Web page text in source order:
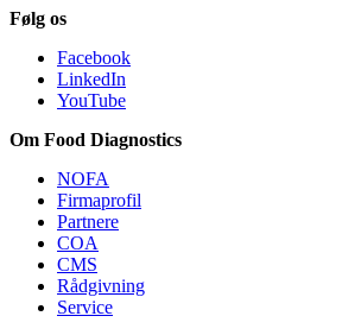
Følg os
Facebook
LinkedIn
YouTube
Om Food Diagnostics
NOFA
Firmaprofil
Partnere
COA
CMS
Rådgivning
Service